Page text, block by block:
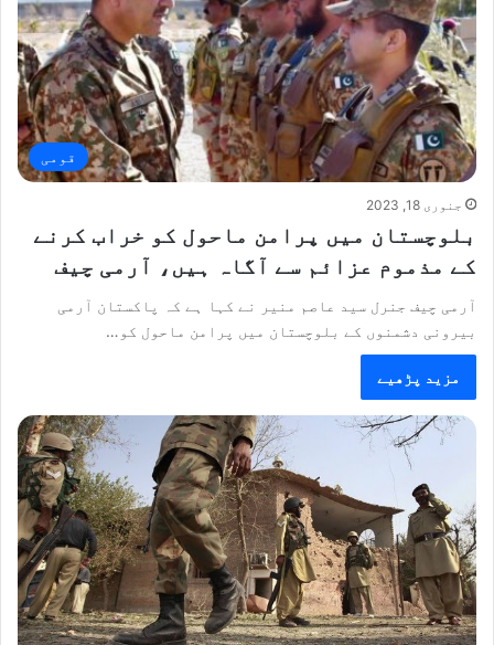
قومی
جنوری 18, 2023
بلوچستان میں پرامن ماحول کو خراب کرنے
کے مذموم عزائم سے آگاہ ہیں، آرمی چیف
آرمی چیف جنرل سید عاصم منیر نے کہا ہے کہ پاکستان آرمی
بیرونی دشمنوں کے بلوچستان میں پرامن ماحول کو…
مزید پڑھیے